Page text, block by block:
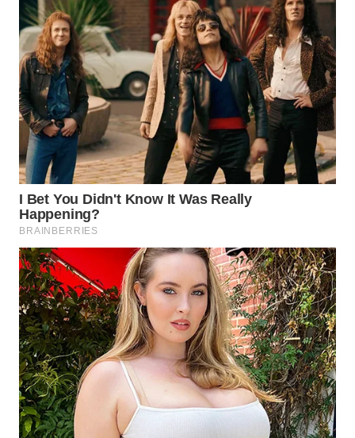
DAIRI
WN
DANAU
TOBA
WN
NIAS
WN
LANGKAT
TAPANULI
SELATAN
WN
TANJUNG
LESUNG
WN
KARO